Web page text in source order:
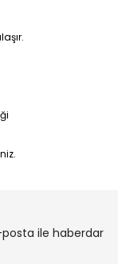
ile haberdar